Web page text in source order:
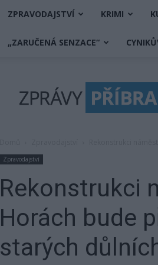
ZPRAVODAJSTVÍ KRIMI
„ZARUČENÁ SENZACE“
Příbram
Zpravodajství
Rekonstrukci
Horách bude
starých